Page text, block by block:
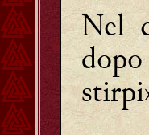
Nel